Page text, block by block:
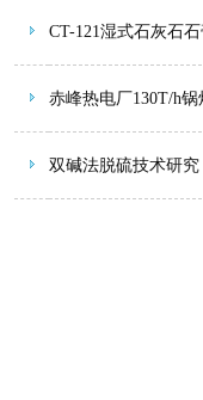
CT-121湿式石灰石
赤峰热电厂130T/h
双碱法脱硫技术研究